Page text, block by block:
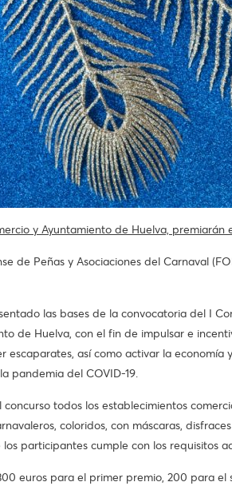
y Ayuntamiento de Huelva,
de Peñas y Asociaciones del Carnaval
las bases de la convocatoria del I
de Huelva, con el fin de impulsar e
escaparates, así como activar la
pandemia del COVID-19.
todos los establecimientos
coloridos, con máscaras,
participantes cumple con los requisitos
euros para el primer premio, 200 para